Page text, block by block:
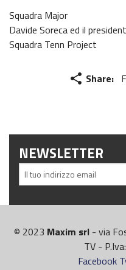
Squadra Major
Davide Soreca ed il
Squadra Tenn Project
share Share:
NEWSLETTER
© 2023 Maxim srl - via
TV -
Facebook